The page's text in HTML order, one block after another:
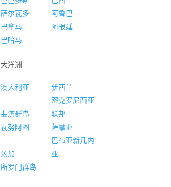
萨尔瓦多
阿鲁巴
巴拿马
阿根廷
巴哈马
大洋洲
澳大利亚 新西兰
斐济群岛
密克罗尼西亚
联邦
瓦努阿图
萨摩亚
汤加
巴布亚新几内
亚
所罗门群岛